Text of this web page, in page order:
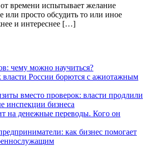
времени испытывает желание
или просто обсудить то или иное
и интереснее […]
чему можно научиться?
России борются с ажиотажным
вместо проверок: власти продлили
инспекции бизнеса
на денежные переводы. Кого он
как бизнес помогает